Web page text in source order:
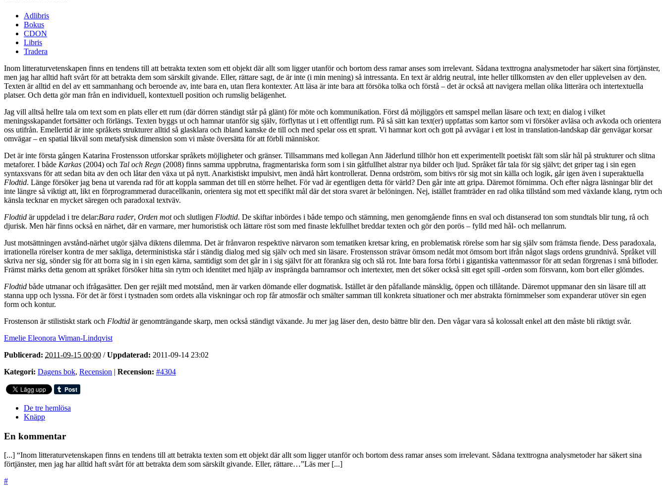
Adlibris
Bokus
CDON
Libris
Tradera
Inom litteraturvetenskapen finns en tendens till att betrakta texten som ett objekt där allt som ligger utanför och bortom dess ramar anses som irrelevant. Sådana texttrogna analysmetoder har säkert sina förtjänster,
men jag har alltid haft svårt för att betrakta dem som särskilt givande. Eller, rättare sagt, de är inte (i min mening) så intressanta. En text är aldrig neutral, inte heller tillkomsten av den eller upplevelsen av den.
Texten är alltid en del av ett sammanhang och beroende av, inte bara en, utan flera kontexter. Att läsa är inte bara att försöka tolka och förstå – det är också att navigera mellan olika litterära och intertextuella
platser. Och detta gör man från en individuell, kontextuell position och rumslig belägenhet.
Jag vill alltså hellre tala om text som en plats eller ett rum (där dörren ständigt står på glänt) för möte och kommunikation. Först då möjliggörs ett samspel mellan läsare och text; en dialog i vilket
meningsskapandet fortsätter och förlängs. Texten byggs ut och hamnar utanför sig själv, förflyttas ut i ett offentligt rum. På så sätt kan text(er) uppfattas som kartor som vi försöker avläsa och avkoda och orientera
oss utifrån. Emellertid är inte språkets strukturer alltid så glasklara och ibland kanske de till och med spelar oss ett spratt. Vi hamnar kort och gott på avvägar i ett lost in translation-landskap där genvägar korsar
omvägar – en spatial likväl som metafysisk dimension som vi måste översätta för att förbli människor.
Det är inte första gången Katarina Frostensson utforskar språkets möjligheter och gränser. Tillsammans med kollegan Ann Jäderlund tillhör hon ett experimentellt poetiskt fält som slår hål på strukturer och slitna
metaforer. I både Karkas (2004) och Tal och Regn (2008) finns samma uppbrutna, fragmentariska form som i sin gåtfullhet alstrar nya bilder och ljud. Språket får tala för sig självt; det griper tag i sin egen
syntaxsvans för att sedan bita av den och låtar den växa ut på nytt. Anarkistiskt impulsivt, men ändå hårt kontrollerat. Denna ordström, som bitivs rör sig mot sin källa och logik, går igen även i superaktuella
Flodtid. Länge försöker jag bena ut varenda rad för att koppla samman det till en större helhet. För vad är egentligen detta för värld? Den går inte att gripa. Däremot förnimma. Och efter några läsningar blir det
inte längre så viktigt att, likt en förprogrammerad duracellkanin, orientera sig mot ett specifikt mål där det stora svaret är belöningen. Nej, istället framträder en rad olika tillstånd som med växlande klang, rytm och
känsla tecknar en mycket säregen och paradoxal textväv.
Flodtid är uppdelad i tre delar:Bara rader, Orden motoch slutligen Flodtid. De skiftar inbördes i både tempo och stämning, men genomgående finns en sval och distanserad ton som stundtals blir tung, rå och
djurisk. Men här finns också en närhet, där en varmare, mer humoristisk och lättare röst som med finaste lekfullhet breddar texten och gör den porös – fylld med hål- och mellanrum.
Just motsättningen avstånd-närhet utgör själva diktens dilemma. Det är frånvaron respektive närvaron som tematiken kretsar kring, en problematisk rörelse som har sig själv som främsta fiende. Dess paradoxala,
irrationella rörelser kontra de mer sakliga, deterministiska står i ständig dialog med sig själv och med sin läsare. Frostensson strävar ömsom nedåt mot ömsom bort ifrån något slags ordens grundnivå. Språket vill
skriva ner sig, sönder sig för att borra sig in i sin egen kärna, samtidigt som det går in i sig självt för att förankra sig och slå rot. Inte bara forsa förbi i gigantiska vattenmassor för att sedan förgrenas i små bifloder.
Främst märks detta genom att språket försöker hitta sin rytm och identitet med hjälp av insprängda barnramsor och intertexter, men det söker också sitt eget spill -orden som försvann, kom bort eller glömdes.
Flodtid både utmanar och ifrågasätter. Den ger rejält med motstånd, men är varken dömande eller dogmatisk. Istället är den påfallande mänsklig, öppen och tillåtande. Däremot uppmanar den sin läsare till att
stanna upp och lyssna. För det är först i tystnaden som ordets alla viskningar och rop får atmosfär och smälter samman till konkreta situationer och mer abstrakta förnimmelser som expanderar utöver sin egen
form och kontur.
Frostenson är stilistiskt stark och Flodtid är genomträngande skarp, men också ständigt växande. Ju mer jag läser den, desto bättre blir den. Den vågar vara så kolossalt enkel att den måste bli riktigt svår.
Emelie Eleonora Wiman-Lindqvist
Publicerad: 2011-09-15 00:00 /Uppdaterad: 2011-09-14 23:02
Kategori: Dagens bok, Recension | Recension: #4304
De tre hemlösa
Knäpp
En kommentar
[...] “Inom litteraturvetenskapen finns en tendens till att betrakta texten som ett objekt där allt som ligger utanför och bortom dess ramar anses som irrelevant. Sådana texttrogna analysmetoder har säkert sina
förtjänster, men jag har alltid haft svårt för att betrakta dem som särskilt givande. Eller, rättare…”Läs mer [...]
#